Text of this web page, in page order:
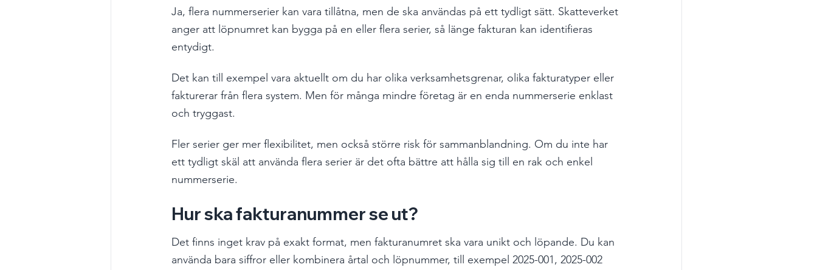
Ja, flera nummerserier kan vara tillåtna, men de ska användas på ett tydligt sätt. Skatteverket
anger att löpnumret kan bygga på en eller flera serier, så länge fakturan kan identifieras
entydigt.
Det kan till exempel vara aktuellt om du har olika verksamhetsgrenar, olika fakturatyper eller
fakturerar från flera system. Men för många mindre företag är en enda nummerserie enklast
och tryggast.
Fler serier ger mer flexibilitet, men också större risk för sammanblandning. Om du inte har
ett tydligt skäl att använda flera serier är det ofta bättre att hålla sig till en rak och enkel
nummerserie.
Hur ska fakturanummer se ut?
Det finns inget krav på exakt format, men fakturanumret ska vara unikt och löpande. Du kan
använda bara siffror eller kombinera årtal och löpnummer, till exempel 2025-001, 2025-002